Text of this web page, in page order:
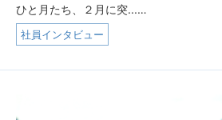
ひと月たち、２月に突...…
社員インタビュー